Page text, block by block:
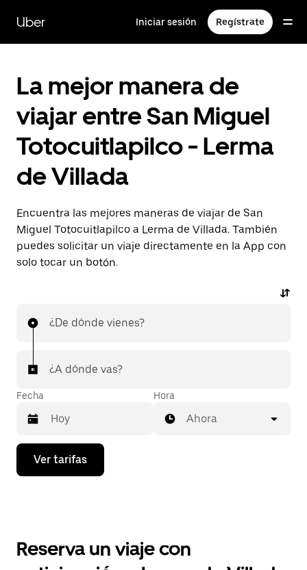
contenido
principal
Uber Iniciar sesión Regístrate
La mejor manera de
viajar entre San Miguel
Totocuitlapilco - Lerma
de Villada
Encuentra las mejores maneras de viajar de San
Miguel Totocuitlapilco a Lerma de Villada. También
puedes solicitar un viaje directamente en la App con
solo tocar un botón.
¿De dónde vienes?
¿A dónde vas?
Fecha
Presiona
flecha
el
Hora
Ahora
Ver tarifas
Reserva un viaje con